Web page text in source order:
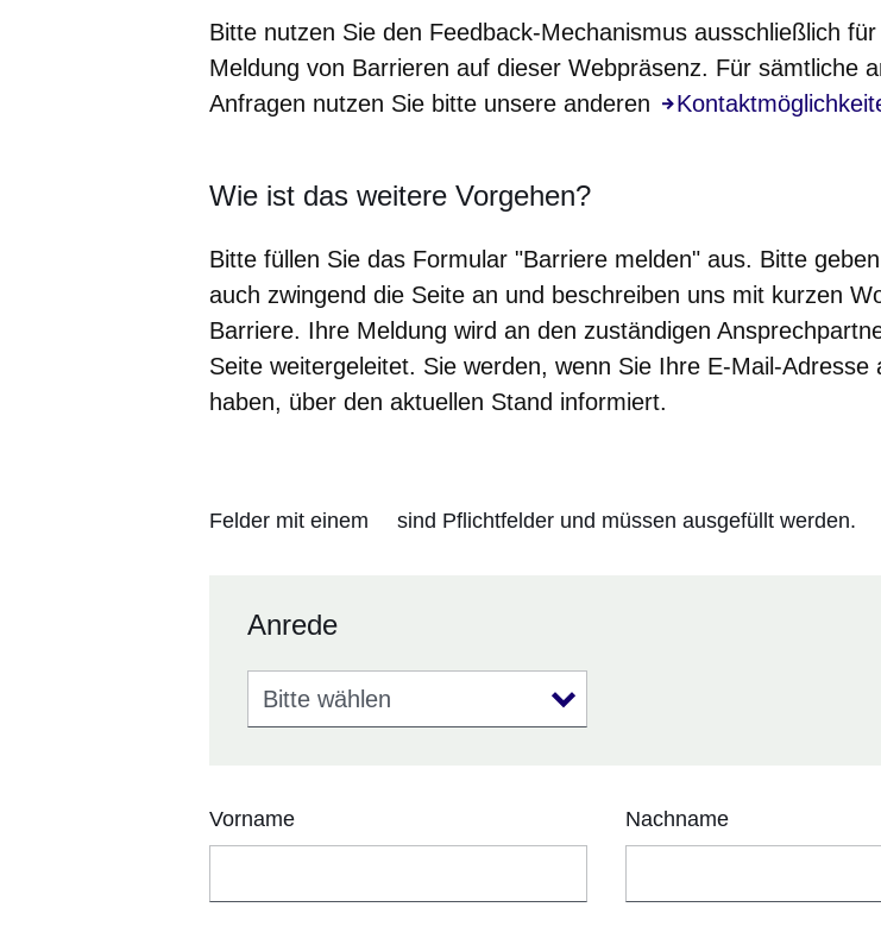
Bitte nutzen Sie den Feedback-Mechanismus ausschließlich
Meldung von Barrieren auf dieser Webpräsenz. Für sämtliche
Anfragen nutzen Sie bitte unsere anderen
Wie ist das weitere Vorgehen?
Bitte füllen Sie das Formular "Barriere melden" aus. Bitte
auch zwingend die Seite an und beschreiben uns mit kurzen
Barriere. Ihre Meldung wird an den zuständigen
Seite weitergeleitet. Sie werden, wenn Sie Ihre E-Mail-Adresse
haben, über den aktuellen Stand informiert.
Felder mit einem sind Pflichtfelder und müssen ausgefüllt werden.
Anrede
Anrede
Vorname Nachname